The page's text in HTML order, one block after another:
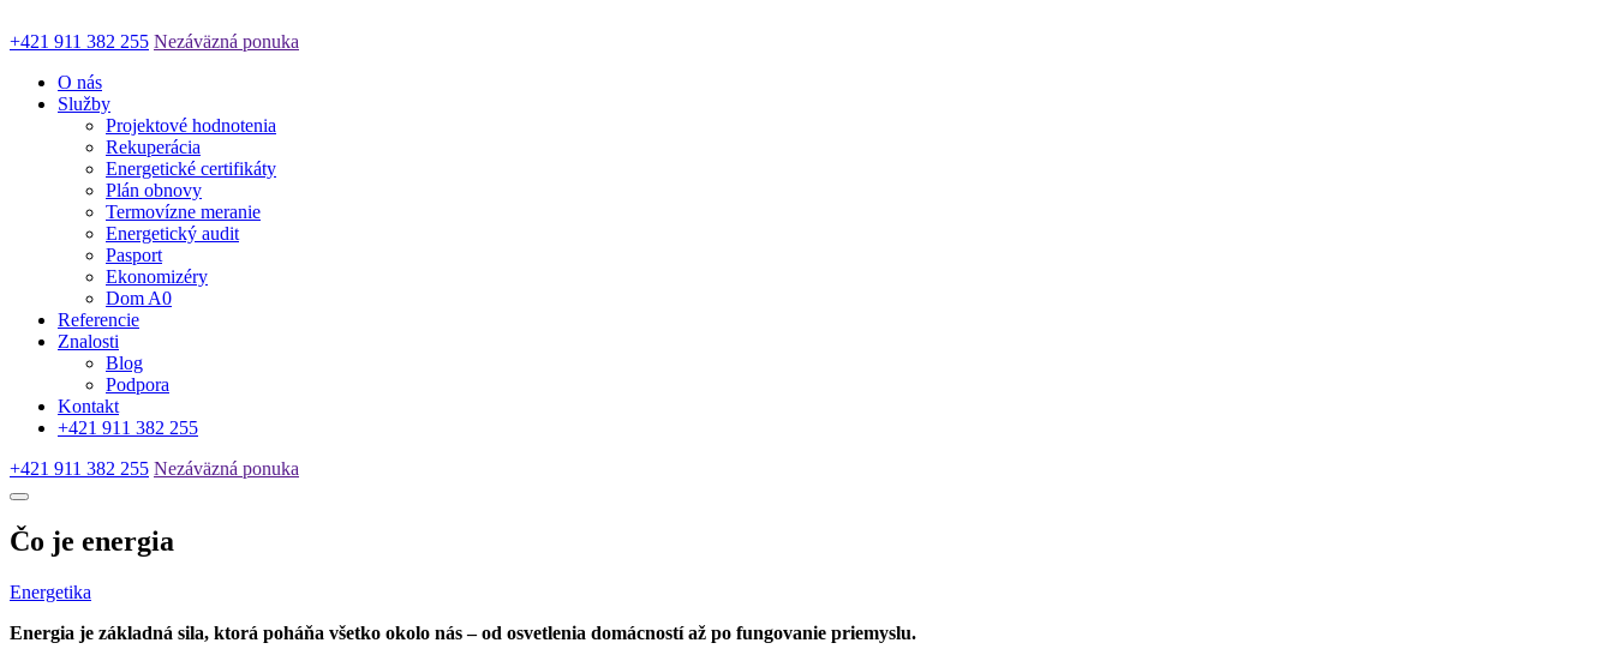
+421 911 382 255 Nezáväzná ponuka
O nás
Služby
Projektové hodnotenia
Rekuperácia
Energetické certifikáty
Plán obnovy
Termovízne meranie
Energetický audit
Pasport
Ekonomizéry
Dom A0
Referencie
Znalosti
Blog
Podpora
Kontakt
+421 911 382 255
+421 911 382 255 Nezáväzná ponuka
Čo je energia
Energetika
Energia je základná sila, ktorá poháňa všetko okolo nás – od osvetlenia domácností až po fungovanie priemyslu.